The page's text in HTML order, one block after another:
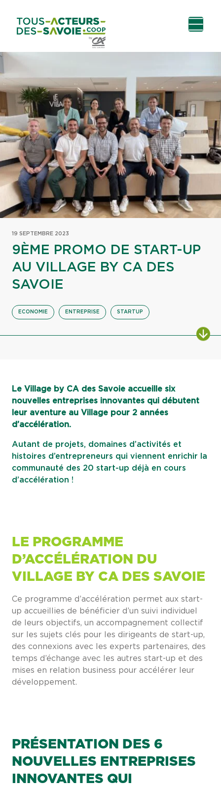
contenu
principal
19 SEPTEMBRE 2023
9ÈME PROMO DE START-UP
AU VILLAGE BY CA DES
SAVOIE
ECONOMIE ENTREPRISE STARTUP
Le Village by CA des Savoie accueille six
nouvelles entreprises innovantes qui débutent
leur aventure au Village pour 2 années
d’accélération.
Autant de projets, domaines d’activités et
histoires d’entrepreneurs qui viennent enrichir la
communauté des 20 start-up déjà en cours
d’accélération !
LE PROGRAMME
D’ACCÉLÉRATION DU
VILLAGE BY CA DES SAVOIE
Ce programme d’accélération permet aux start-
up accueillies de bénéficier d’un suivi individuel
de leurs objectifs, un accompagnement collectif
sur les sujets clés pour les dirigeants de start-up,
des connexions avec les experts partenaires, des
temps d’échange avec les autres start-up et des
mises en relation business pour accélérer leur
développement.
PRÉSENTATION DES 6
NOUVELLES ENTREPRISES
INNOVANTES QUI